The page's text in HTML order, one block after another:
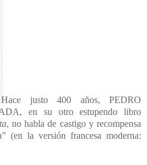
Hace justo 400 años, PEDRO
en su otro estupendo libro
, no habla de castigo y recompensa
(en la versión francesa moderna: